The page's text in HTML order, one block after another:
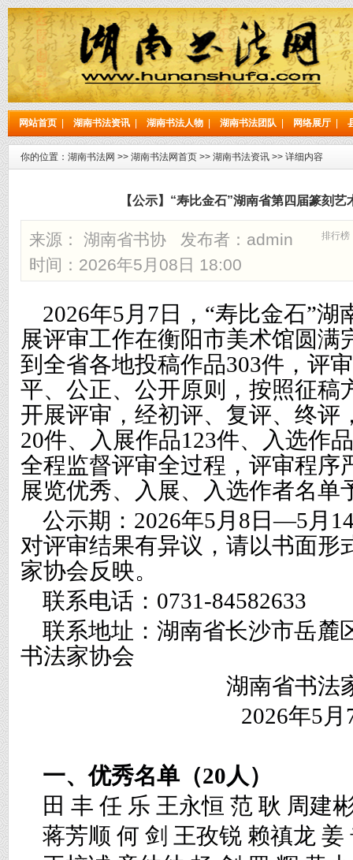
网站首页 湖南书法资讯 湖南书法人物 湖南书法团队 网络展厅
你的位置： 湖南书法网 >> 湖南书法网首页 >> 湖南书法资讯 >> 详细内容
【公示】“寿比金石”湖南省第四届篆刻
排行榜
来源： 湖南省书协 发布者： admin
时间：2026年5月08日 18:00
2026年5月7日，“寿比金石”
展评审工作在衡阳市美术馆圆满
到全省各地投稿作品303件，评
平、公正、公开原则，按照征稿
开展评审，经初评、复评、终评
20件、入展作品123件、入选作
全程监督评审全过程，评审程序
展览优秀、入展、入选作者名单
公示期： 2026年5月8日—5月
对评审结果有异议，请以书面形
家协会反映。
联系电话： 0731-84582633
联系地址：湖南省长沙市岳麓
书法家协会
湖南省书法
2026年5月
一、优秀名单（20人）
田 丰任 乐 王永恒范耿 周建
蒋芳顺何 剑 王孜锐 赖禛龙姜